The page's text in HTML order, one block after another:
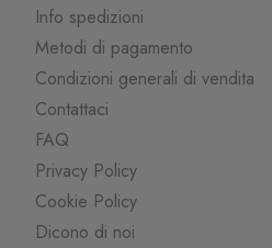
Info spedizioni
Metodi di pagamento
Condizioni generali di vendita
Contattaci
FAQ
Privacy Policy
Cookie Policy
Dicono di noi